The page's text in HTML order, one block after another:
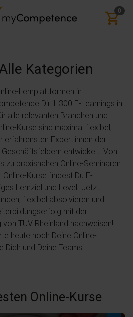
0
Kategorien
Lernplattformen in
Dir 1.300 E-Learnings in
alle relevanten Branchen und
Kurse sind maximal flexibel,
erfahrensten Expert:innen der
Geschäftsfeldern entwickelt. Von
zu praxisnahen Online-Seminaren:
Kurse findest Du E-
Lernziel und Level. Jetzt
flexibel absolvieren und
mit der
TÜV Rheinland nachweisen!
heute noch Deine Online-
Dich und Deine Teams
Online-Kurse